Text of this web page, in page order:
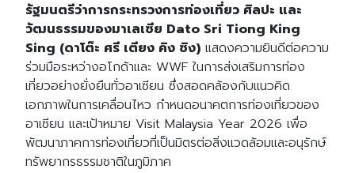
รัฐมนตรีว่าการกระทรวงการท่องเที่ยว ศิลปะ และ
วัฒนธรรมของมาเลเซีย Dato Sri Tiong King
Sing (ดาโต๊ะ ศรี เตียง คิง ซิง) แสดงความยินดีต่อความ
ร่วมมือระหว่างอโกด้าและ WWF ในการส่งเสริมการท่อง
เที่ยวอย่างยั่งยืนทั่วอาเซียน ซึ่งสอดคล้องกับแนวคิด
เอกภาพในการเคลื่อนไหว กำหนดอนาคตการท่องเที่ยวของ
อาเซียน และเป้าหมาย Visit Malaysia Year 2026 เพื่อ
พัฒนาภาคการท่องเที่ยวที่เป็นมิตรต่อสิ่งแวดล้อมและอนุรักษ์
ทรัพยากรธรรมชาติในภูมิภาค